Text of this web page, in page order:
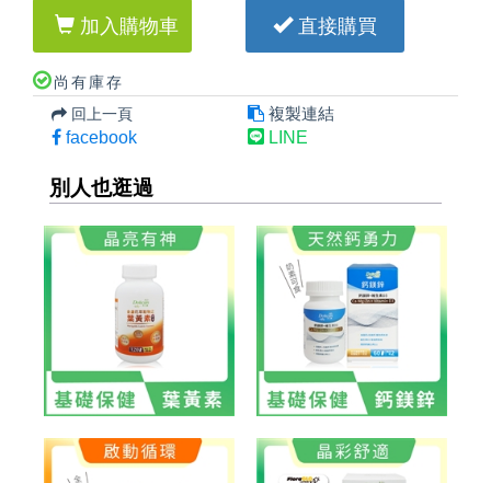
加入購物車 直接購買
尚有庫存
回上一頁
複製連結
facebook
LINE
別人也逛過